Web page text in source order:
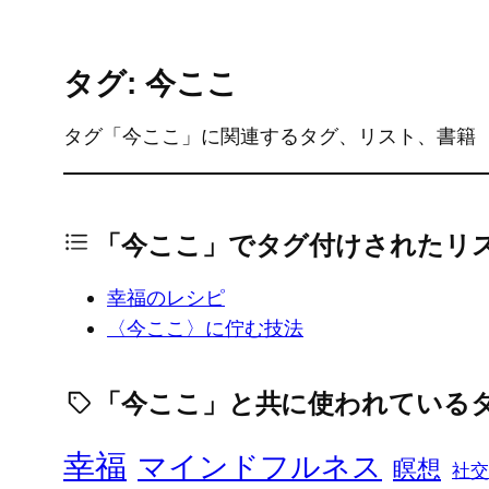
タグ: 今ここ
タグ「今ここ」に関連するタグ、リスト、書籍
「今ここ」でタグ付けされたリ
幸福のレシピ
〈今ここ〉に佇む技法
「今ここ」と共に使われている
幸福 マインドフルネス 瞑想 社交